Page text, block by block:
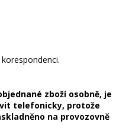
zboží osobně, je
telefonicky, protože
na provozovně